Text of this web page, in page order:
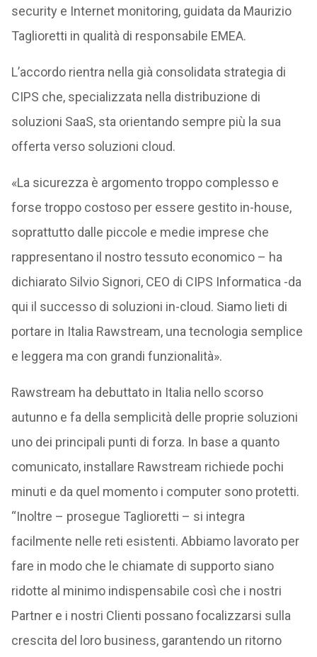
security e Internet monitoring, guidata da Maurizio
Taglioretti in qualità di responsabile EMEA.
L’accordo rientra nella già consolidata strategia di
CIPS che, specializzata nella distribuzione di
soluzioni SaaS, sta orientando sempre più la sua
offerta verso soluzioni cloud.
«La sicurezza è argomento troppo complesso e
forse troppo costoso per essere gestito in-house,
soprattutto dalle piccole e medie imprese che
rappresentano il nostro tessuto economico – ha
dichiarato Silvio Signori, CEO di CIPS Informatica -da
qui il successo di soluzioni in-cloud. Siamo lieti di
portare in Italia Rawstream, una tecnologia semplice
e leggera ma con grandi funzionalità».
Rawstream ha debuttato in Italia nello scorso
autunno e fa della semplicità delle proprie soluzioni
uno dei principali punti di forza. In base a quanto
comunicato, installare Rawstream richiede pochi
minuti e da quel momento i computer sono protetti.
“Inoltre – prosegue Taglioretti – si integra
facilmente nelle reti esistenti. Abbiamo lavorato per
fare in modo che le chiamate di supporto siano
ridotte al minimo indispensabile così che i nostri
Partner e i nostri Clienti possano focalizzarsi sulla
crescita del loro business, garantendo un ritorno